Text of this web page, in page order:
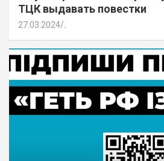
ТЦК выдавать повестки
27.03.2024